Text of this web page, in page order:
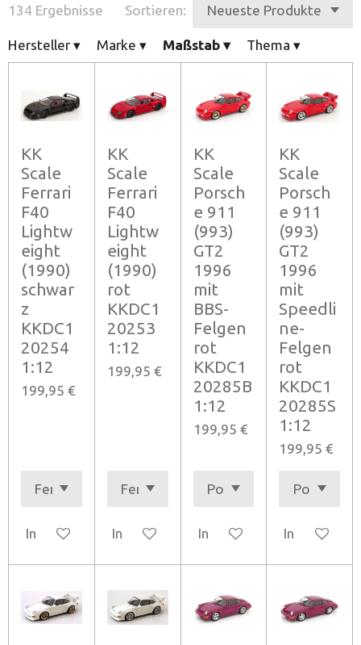
134 Ergebnisse Sortieren:
Hersteller ▾ Marke ▾ Maßstab ▾ Thema ▾
KK
Scale
Ferrari
F40
Lightw
eight
(1990)
schwar
z
KKDC1
20254
1:12
199,95 €
In den Warenkorb
KK
Scale
Ferrari
F40
Lightw
eight
(1990)
rot
KKDC1
20253
1:12
199,95 €
In den Warenkorb
KK
Scale
Porsch
e 911
(993)
GT2
1996
mit
BBS-
Felgen
rot
KKDC1
20285B
1:12
199,95 €
In den Warenkorb
KK
Scale
Porsch
e 911
(993)
GT2
1996
mit
Speedli
ne-
Felgen
rot
KKDC1
20285S
1:12
199,95 €
In den